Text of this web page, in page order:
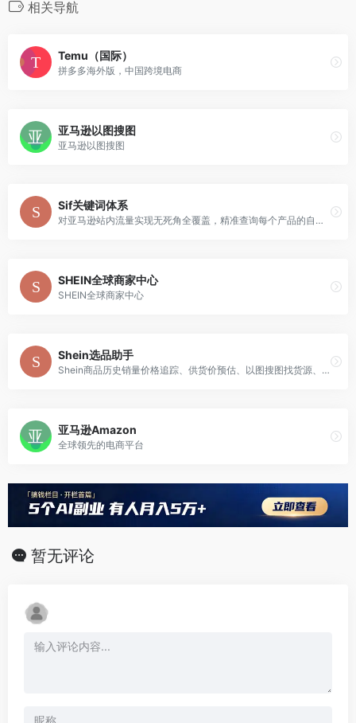
相关导航
Temu（国际）
拼多多海外版，中国跨境电商
亚马逊以图搜图
亚马逊以图搜图
Sif关键词体系
对亚马逊站内流量实现无死角全覆盖，精准查询每个产品的自然搜索、PPC广告、Deal(活动)、搜索推荐和关联流量
SHEIN全球商家中心
SHEIN全球商家中心
Shein选品助手
Shein商品历史销量价格追踪、供货价预估、以图搜图找货源、图搜同款、同款竞品分析、产品/评论批量下载导出、竞品分析、市场大盘分析、Shein类目/关键词数据分析、自定义关键词采集数据并导出，让Shein选品运营更简单。
亚马逊Amazon
全球领先的电商平台
暂无评论